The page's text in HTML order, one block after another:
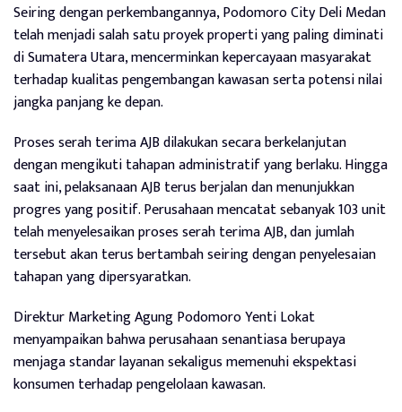
Seiring dengan perkembangannya, Podomoro City Deli Medan
telah menjadi salah satu proyek properti yang paling diminati
di Sumatera Utara, mencerminkan kepercayaan masyarakat
terhadap kualitas pengembangan kawasan serta potensi nilai
jangka panjang ke depan.
Proses serah terima AJB dilakukan secara berkelanjutan
dengan mengikuti tahapan administratif yang berlaku. Hingga
saat ini, pelaksanaan AJB terus berjalan dan menunjukkan
progres yang positif. Perusahaan mencatat sebanyak 103 unit
telah menyelesaikan proses serah terima AJB, dan jumlah
tersebut akan terus bertambah seiring dengan penyelesaian
tahapan yang dipersyaratkan.
Direktur Marketing Agung Podomoro Yenti Lokat
menyampaikan bahwa perusahaan senantiasa berupaya
menjaga standar layanan sekaligus memenuhi ekspektasi
konsumen terhadap pengelolaan kawasan.